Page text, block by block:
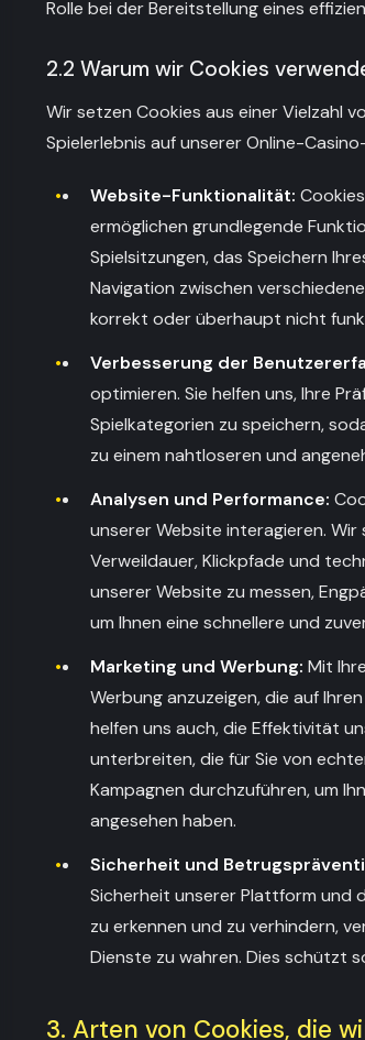
Rolle bei der Bereitstellung eines
2.2 Warum wir Cookies
Wir setzen Cookies aus einer Vielzahl
Spielerlebnis auf unserer Online-
Website-Funktionalität:
ermöglichen grundlegende
Spielsitzungen, das Speichern
Navigation zwischen
korrekt oder überhaupt nicht
Verbesserung der
optimieren. Sie helfen uns, Ihre
Spielkategorien zu speichern,
zu einem nahtloseren und
Analysen und Performance:
unserer Website interagieren.
Verweildauer, Klickpfade und
unserer Website zu messen,
um Ihnen eine schnellere und
Marketing und Werbung: Mit
Werbung anzuzeigen, die auf
helfen uns auch, die Effektivität
unterbreiten, die für Sie von
Kampagnen durchzuführen, um
angesehen haben.
Sicherheit und
Sicherheit unserer Plattform und
zu erkennen und zu verhindern,
Dienste zu wahren. Dies schützt
3. Arten von Cookies, die